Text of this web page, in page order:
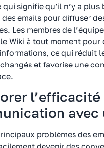
qui signifie qu’il n’y a plus
des emails pour diffuser
Les membres de
Wiki à tout moment pour
ce qui réduit
et favorise une
l’efficacité
avec
problèmes des
devenir des